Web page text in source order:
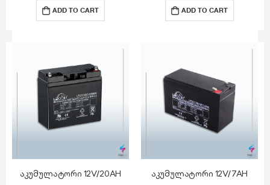
მუშაობისთვის
მაქსიმალური Charging 12A-
საგანგებო გამორთვის
ფუნქცია (EPO)
ECO…
ADD TO CART
მუშაობისთვის
მაქსიმალური Charging 12A-
ფუნქცია (EPO)
…
ADD TO CART
აკუმულატორი 12V/20AH აკუმულატორი 12V/7AH